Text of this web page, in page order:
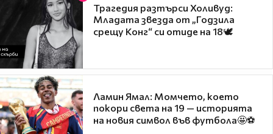
Трагедия разтърси Холивуд:
Младата звезда от „Годзила
срещу Конг“ си отиде на 18🕊️
Ламин Ямал: Момчето, което
покори света на 19 — историята
на новия символ във футбола🤩⚽